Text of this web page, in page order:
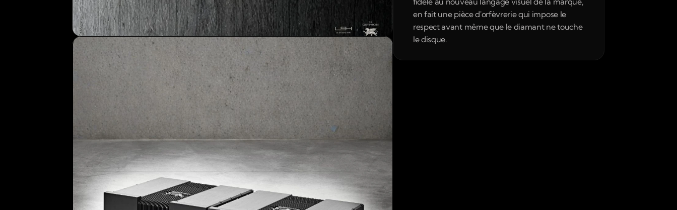
en fait une pièce d'orfèvrerie qui impose le
respect avant même que le diamant ne touche
le disque.